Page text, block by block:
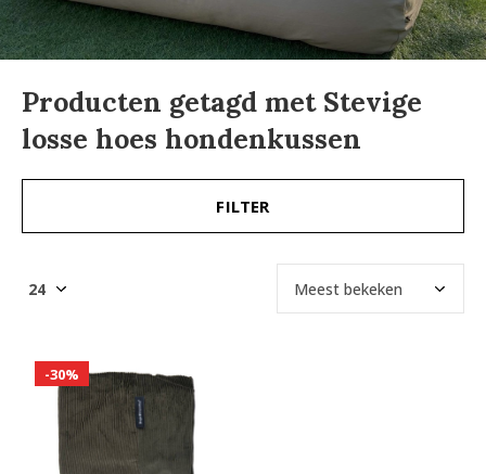
Producten getagd met Stevige
losse hoes hondenkussen
FILTER
-30%